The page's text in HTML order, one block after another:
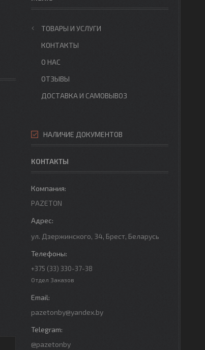
ТОВАРЫ И УСЛУГИ
КОНТАКТЫ
О НАС
ОТЗЫВЫ
ДОСТАВКА И САМОВЫВОЗ
НАЛИЧИЕ ДОКУМЕНТОВ
КОНТАКТЫ
PAZETON
ул. Дзержинского, 34, Брест, Беларусь
+375 (33) 330-37-38
Отдел Заказов
pazetonby@yandex.by
@pazetonby